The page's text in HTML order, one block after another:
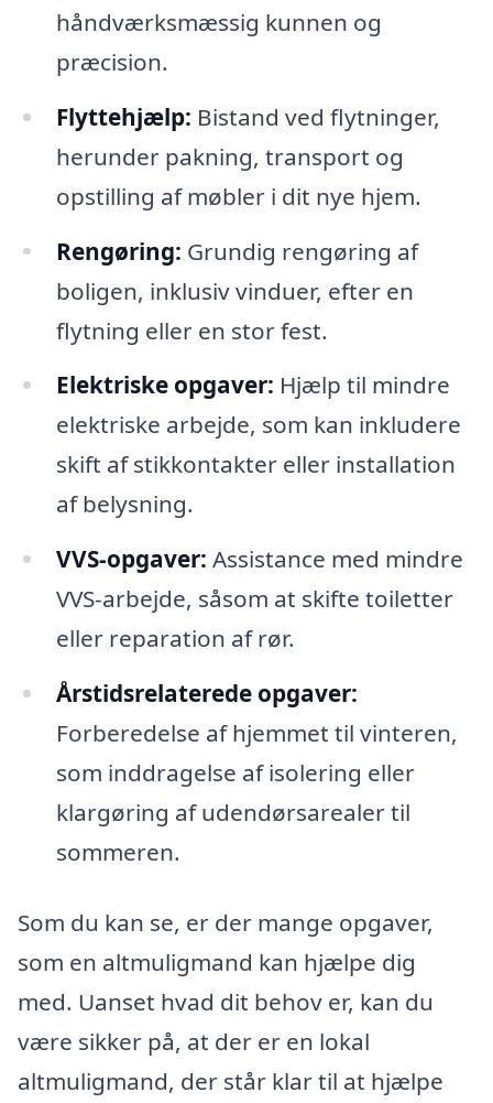
håndværksmæssig kunnen og
præcision.
Flyttehjælp: Bistand ved flytninger,
herunder pakning, transport og
opstilling af møbler i dit nye hjem.
Rengøring: Grundig rengøring af
boligen, inklusiv vinduer, efter en
flytning eller en stor fest.
Elektriske opgaver: Hjælp til mindre
elektriske arbejde, som kan inkludere
skift af stikkontakter eller installation
af belysning.
VVS-opgaver: Assistance med mindre
VVS-arbejde, såsom at skifte toiletter
eller reparation af rør.
Årstidsrelaterede opgaver:
Forberedelse af hjemmet til vinteren,
som inddragelse af isolering eller
klargøring af udendørsarealer til
sommeren.
Som du kan se, er der mange opgaver,
som en altmuligmand kan hjælpe dig
med. Uanset hvad dit behov er, kan du
være sikker på, at der er en lokal
altmuligmand, der står klar til at hjælpe